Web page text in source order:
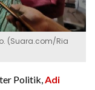
(Suara.com/Ria
Politik,Adi